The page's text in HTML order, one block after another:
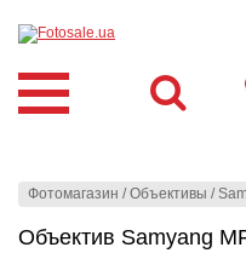
Фотомагазин /Объективы /
Объектив Samyang